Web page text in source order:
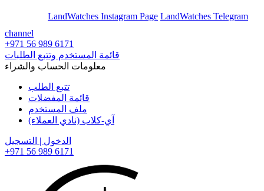
LandWatches Instagram Page LandWatches Telegram
channel
+971 56 989 6171
قائمة المستخدم وتتبع الطلبات
معلومات الحساب والشراء
تتبع الطلب
قائمة المفضلات
ملف المستخدم
آي-كلاب (نادي العملاء)
الدخول | التسجيل
+971 56 989 6171